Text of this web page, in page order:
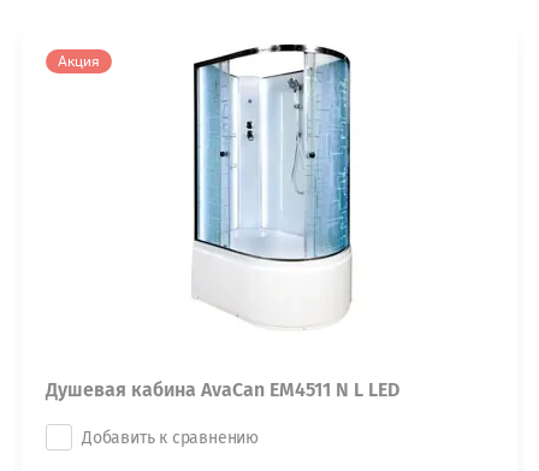
Акция
Душевая кабина AvaCan EM4511 N L LED
Добавить к сравнению